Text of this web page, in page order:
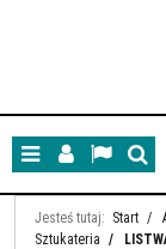
MenuPanelLang
Jesteś tutaj: Start /
Sztukateria /